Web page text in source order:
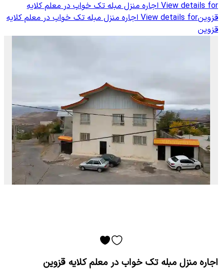
View details for اجاره منزل مبله تک خواب در معلم کلایه
قزوینView details for اجاره منزل مبله تک خواب در معلم کلایه
قزوین
اجاره منزل مبله تک خواب در معلم کلایه قزوین